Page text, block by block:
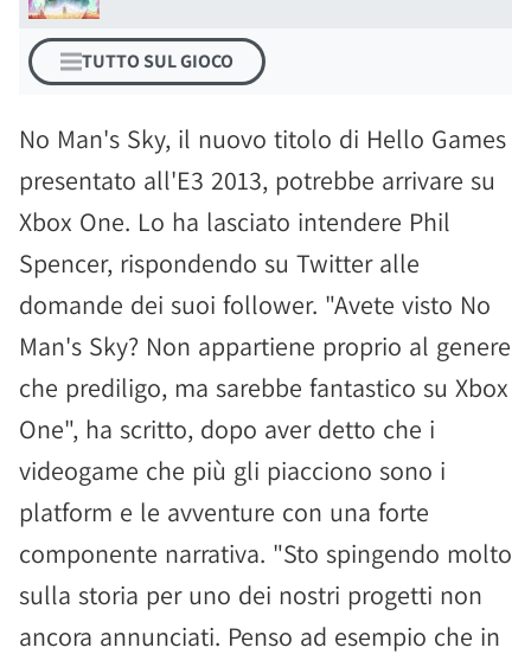
TUTTO SUL GIOCO
No Man's Sky, il nuovo titolo di Hello Games
presentato all'E3 2013, potrebbe arrivare su
Xbox One. Lo ha lasciato intendere Phil
Spencer, rispondendo su Twitter alle
domande dei suoi follower. "Avete visto No
Man's Sky? Non appartiene proprio al genere
che prediligo, ma sarebbe fantastico su Xbox
One", ha scritto, dopo aver detto che i
videogame che più gli piacciono sono i
platform e le avventure con una forte
componente narrativa. "Sto spingendo molto
sulla storia per uno dei nostri progetti non
ancora annunciati. Penso ad esempio che in